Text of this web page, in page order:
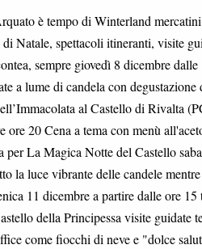
è tempo di Winterland
Natale, spettacoli itineranti, visite
sempre giovedì 8 dicembre
a lume di candela con
al Castello di Rivalta
ore 20 Cena a tema con menù
La Magica Notte del Castello
la luce vibrante delle candele
11 dicembre a partire dalle ore
della Principessa visite guidate
come fiocchi di neve e "dolce